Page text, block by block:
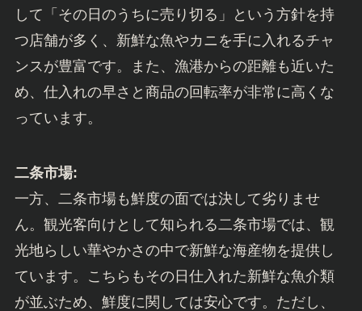
して「その日のうちに売り切る」という方針を持
つ店舗が多く、新鮮な魚やカニを手に入れるチャ
ンスが豊富です。また、漁港からの距離も近いた
め、仕入れの早さと商品の回転率が非常に高くな
っています。
二条市場:
一方、二条市場も鮮度の面では決して劣りませ
ん。観光客向けとして知られる二条市場では、観
光地らしい華やかさの中で新鮮な海産物を提供し
ています。こちらもその日仕入れた新鮮な魚介類
が並ぶため、鮮度に関しては安心です。ただし、